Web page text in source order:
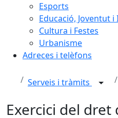
Esports
Educació, Joventut i
Cultura i Festes
Urbanisme
Adreces i telèfons
Serveis i tràmits
Exercici del dret